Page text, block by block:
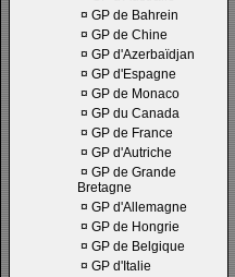
¤ GP de Bahrein
¤ GP de Chine
¤ GP d'Azerbaïdjan
¤ GP d'Espagne
¤ GP de Monaco
¤ GP du Canada
¤ GP de France
¤ GP d'Autriche
¤ GP de Grande
Bretagne
¤ GP d'Allemagne
¤ GP de Hongrie
¤ GP de Belgique
¤ GP d'Italie